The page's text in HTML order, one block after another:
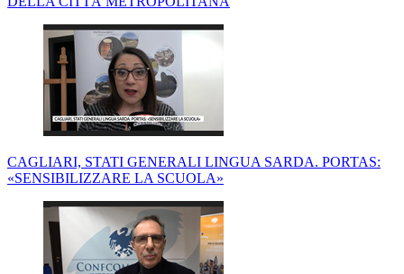
CAGLIARI, STATI GENERALI LINGUA SARDA. PORTAS:
«SENSIBILIZZARE LA SCUOLA»